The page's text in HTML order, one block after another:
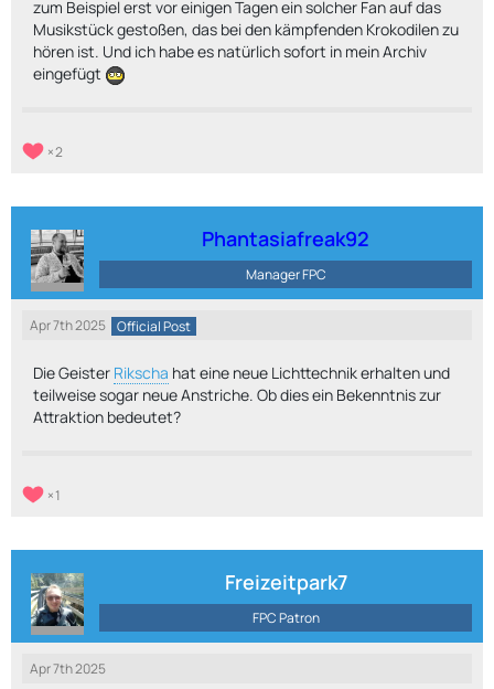
zum Beispiel erst vor einigen Tagen ein solcher Fan auf das
Musikstück gestoßen, das bei den kämpfenden Krokodilen zu
hören ist. Und ich habe es natürlich sofort in mein Archiv
eingefügt
2
Phantasiafreak92
Manager FPC
Apr 7th 2025 Official Post
Die Geister Rikscha hat eine neue Lichttechnik erhalten und
teilweise sogar neue Anstriche. Ob dies ein Bekenntnis zur
Attraktion bedeutet?
1
Freizeitpark7
FPC Patron
Apr 7th 2025